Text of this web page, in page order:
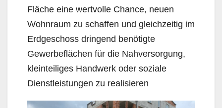
Fläche eine wertvolle Chance, neuen
Wohnraum zu schaffen und gleichzeitig im
Erdgeschoss dringend benötigte
Gewerbeflächen für die Nahversorgung,
kleinteiliges Handwerk oder soziale
Dienstleistungen zu realisieren